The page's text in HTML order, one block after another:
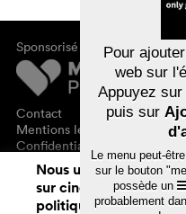
Sponsorisé par
Contact
Mentions légales
Confidentialité des données
Nous utilisons des
sur cinefile.ch, vous
politique d'utilisation
Pour
web sur
Appuyez sur
puis sur
Le menu peut-
sur le bouton
possède un
probablement